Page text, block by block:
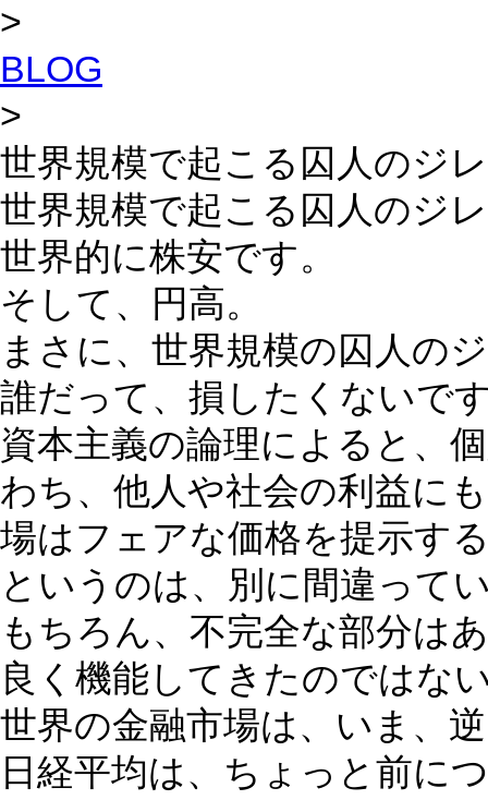
>
BLOG
>
世界規模で起こる囚人のジ
世界規模で起こる囚人のジ
世界的に株安です。
そして、円高。
まさに、世界規模の囚人の
誰だって、損したくないで
資本主義の論理によると、
わち、他人や社会の利益に
場はフェアな価格を提示す
というのは、別に間違って
もちろん、不完全な部分は
良く機能してきたのではな
世界の金融市場は、いま、
日経平均は、ちょっと前に